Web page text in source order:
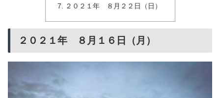
２０２１年 ８月２２日（日）
２０２１年 ８月１６日（月）